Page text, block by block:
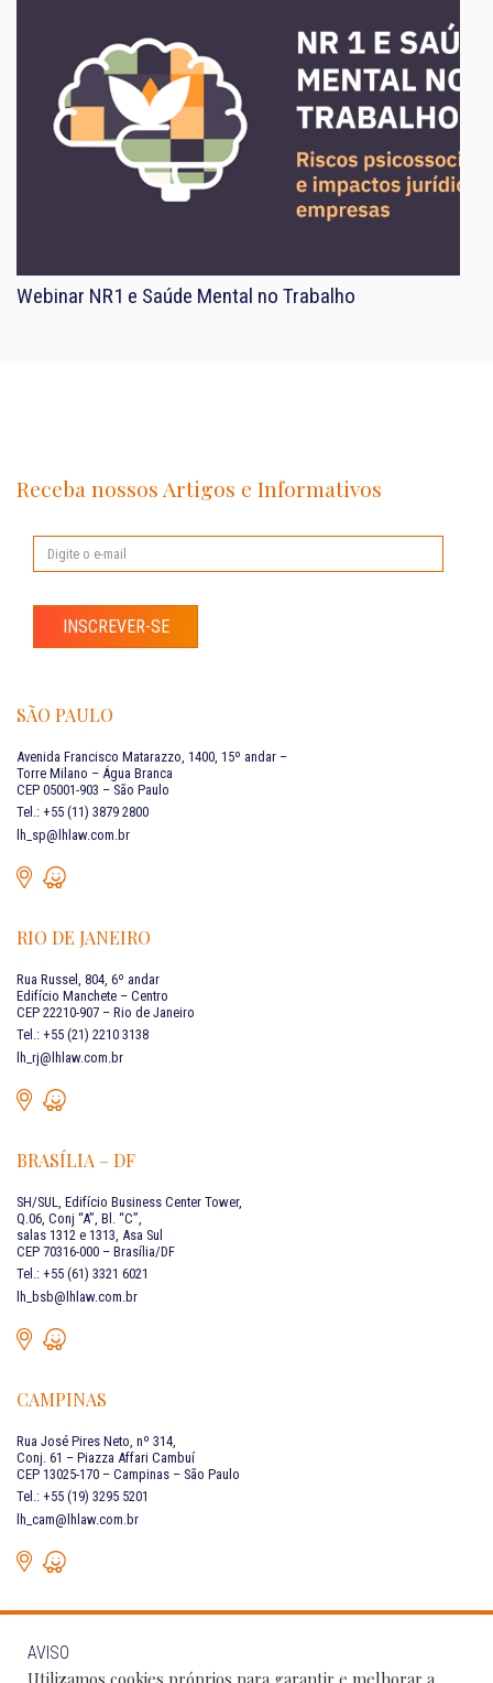
Webinar NR1 e Saúde Mental no Trabalho
Receba nossos Artigos e Informativos
INSCREVER-SE
SÃO PAULO
Avenida Francisco Matarazzo, 1400, 15º andar –
Torre Milano – Água Branca
CEP 05001-903 – São Paulo
Tel.: +55 (11) 3879 2800
lh_sp@lhlaw.com.br
RIO DE JANEIRO
Rua Russel, 804, 6º andar
Edifício Manchete – Centro
CEP 22210-907 – Rio de Janeiro
Tel.: +55 (21) 2210 3138
lh_rj@lhlaw.com.br
BRASÍLIA – DF
SH/SUL, Edifício Business Center Tower,
Q.06, Conj “A”, Bl. “C”,
salas 1312 e 1313, Asa Sul
CEP 70316-000 – Brasília/DF
Tel.: +55 (61) 3321 6021
lh_bsb@lhlaw.com.br
CAMPINAS
Rua José Pires Neto, nº 314,
Conj. 61 – Piazza Affari Cambuí
CEP 13025-170 – Campinas – São Paulo
Tel.: +55 (19) 3295 5201
lh_cam@lhlaw.com.br
FALE CONOSCO
AVISO
Utilizamos cookies próprios para garantir e melhorar a